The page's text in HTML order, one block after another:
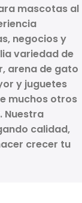
mascotas al
negocios y
variedad de
arena de gato
y juguetes
muchos otros
. Nuestra
calidad,
crecer tu